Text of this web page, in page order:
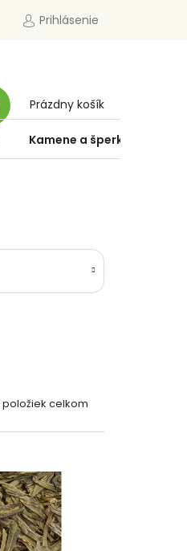
Prihlásenie
KOŠÍK
Prázdny košík
Kamene a šperky
položiek celkom